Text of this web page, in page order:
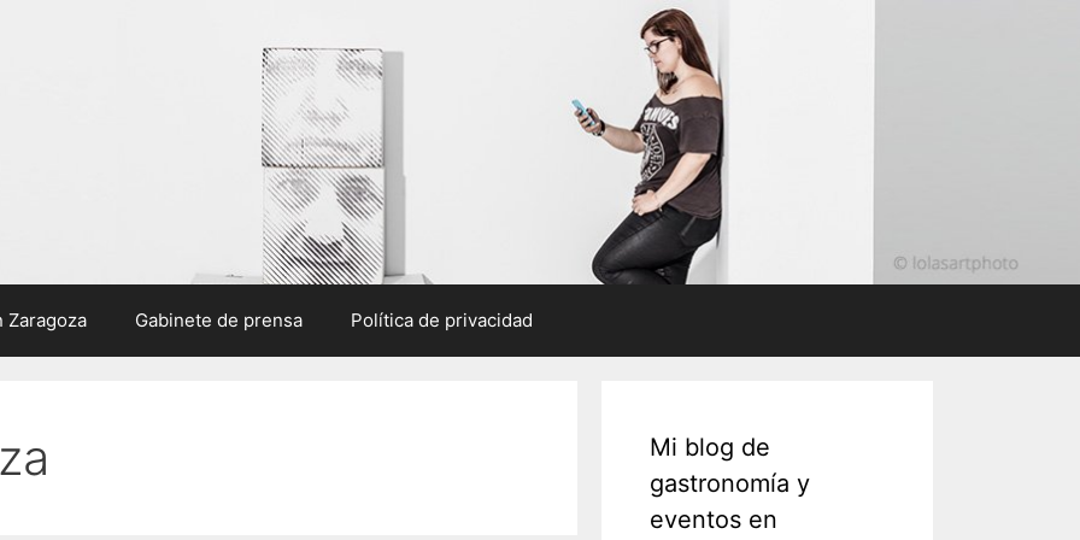
Zaragoza Gabinete de prensa Política de privacidad
Mi blog de
gastronomía y
eventos en